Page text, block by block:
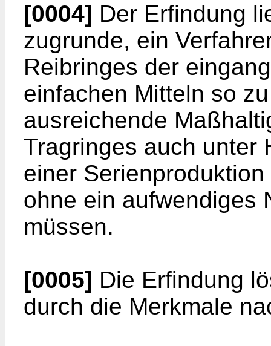
[0004] Der Erfindung
zugrunde, ein
Reibringes der
einfachen Mitteln so
ausreichende
Tragringes auch unter
einer
ohne ein aufwendiges
müssen.
[0005] Die Erfindung
durch die Merkmale